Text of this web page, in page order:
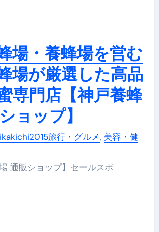
場・養蜂場を営む
場が厳選した高品
専門店【神戸養蜂
ョップ】
旅行・グルメ, 美容・健
場 通販ショップ】セールスポ